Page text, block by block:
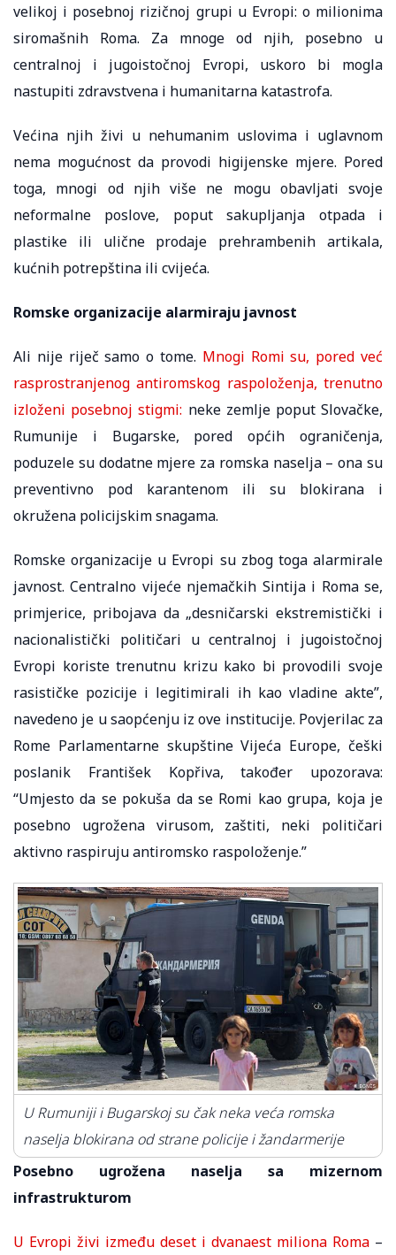
velikoj i posebnoj rizičnoj grupi u Evropi: o milionima
siromašnih Roma. Za mnoge od njih, posebno u
centralnoj i jugoistočnoj Evropi, uskoro bi mogla
nastupiti zdravstvena i humanitarna katastrofa.
Većina njih živi u nehumanim uslovima i uglavnom
nema mogućnost da provodi higijenske mjere. Pored
toga, mnogi od njih više ne mogu obavljati svoje
neformalne poslove, poput sakupljanja otpada i
plastike ili ulične prodaje prehrambenih artikala,
kućnih potrepština ili cvijeća.
Romske organizacije alarmiraju javnost
Ali nije riječ samo o tome. Mnogi Romi su, pored već
rasprostranjenog antiromskog raspoloženja, trenutno
izloženi posebnoj stigmi: neke zemlje poput Slovačke,
Rumunije i Bugarske, pored općih ograničenja,
poduzele su dodatne mjere za romska naselja – ona su
preventivno pod karantenom ili su blokirana i
okružena policijskim snagama.
Romske organizacije u Evropi su zbog toga alarmirale
javnost. Centralno vijeće njemačkih Sintija i Roma se,
primjerice, pribojava da „desničarski ekstremistički i
nacionalistički političari u centralnoj i jugoistočnoj
Evropi koriste trenutnu krizu kako bi provodili svoje
rasističke pozicije i legitimirali ih kao vladine akte”,
navedeno je u saopćenju iz ove institucije. Povjerilac za
Rome Parlamentarne skupštine Vijeća Europe, češki
poslanik František Kopřiva, također upozorava:
“Umjesto da se pokuša da se Romi kao grupa, koja je
posebno ugrožena virusom, zaštiti, neki političari
aktivno raspiruju antiromsko raspoloženje.”
U Rumuniji i Bugarskoj su čak neka veća romska
naselja blokirana od strane policije i žandarmerije
Posebno ugrožena naselja sa mizernom
infrastrukturom
U Evropi živi između deset i dvanaest miliona Roma –